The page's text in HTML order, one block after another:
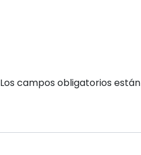
Los campos obligatorios están